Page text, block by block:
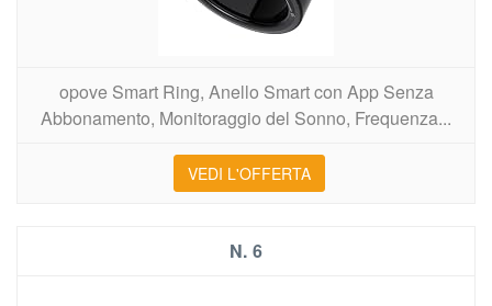
opove Smart Ring, Anello Smart con App Senza
Abbonamento, Monitoraggio del Sonno, Frequenza...
VEDI L'OFFERTA
6